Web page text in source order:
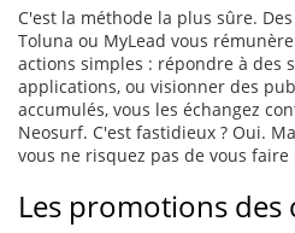
C'est la méthode la plus sûre.
Toluna ou MyLead vous
actions simples : répondre à des
applications, ou visionner des
accumulés, vous les échangez
Neosurf. C'est fastidieux ? Oui.
vous ne risquez pas de vous
Les promotions des